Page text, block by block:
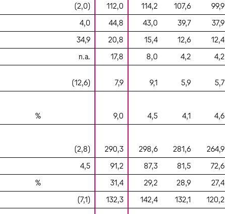
(2,0) 112,0 114,2 107,6 99,9
4,0 44,8 43,0 39,7 37,9
34,9 20,8 15,4 12,6 12,4
n.a. 17,8 8,0 4,2 4,2
(12,6) 7,9 9,1 5,9 5,7
% 9,0 4,5 4,1 4,6
(2,8) 290,3 298,6 281,6 264,9
4,5 91,2 87,3 81,5 72,6
% 31,4 29,2 28,9 27,4
(7,1) 132,3 142,4 132,1 120,2